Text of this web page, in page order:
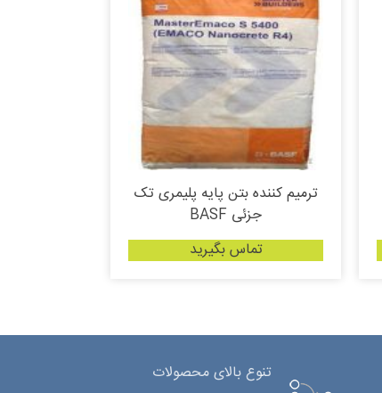
ترمیم کننده بتن پایه پلیمری تک
جزئی BASF
تماس بگیرید
تنوع بالای محصولات